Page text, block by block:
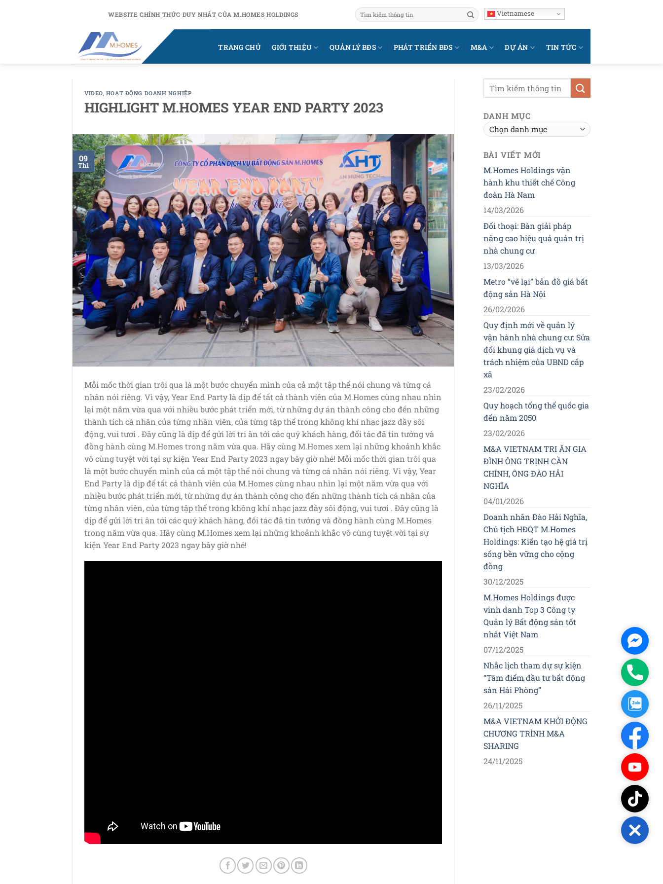
WEBSITE CHÍNH THỨC DUY NHẤT CỦA M.HOMES HOLDINGS Vietnamese
TRANG CHỦ GIỚI THIỆU QUẢN LÝ BĐS PHÁT TRIỂN BĐS M&A DỰ ÁN TIN TỨC
VIDEO, HOẠT ĐỘNG DOANH NGHIỆP
HIGHLIGHT M.HOMES YEAR END PARTY 2023
09
Th1
Mỗi mốc thời gian trôi qua là một bước chuyển mình của cả một tập thể nói chung và từng cá
nhân nói riêng. Vì vậy, Year End Party là dịp để tất cả thành viên của M.Homes cùng nhau nhìn
lại một năm vừa qua với nhiều bước phát triển mới, từ những dự án thành công cho đến những
thành tích cá nhân của từng nhân viên, của từng tập thể trong không khí nhạc jazz đầy sôi
động, vui tươi . Đây cũng là dịp để gửi lời tri ân tới các quý khách hàng, đối tác đã tin tưởng và
đồng hành cùng M.Homes trong năm vừa qua. Hãy cùng M.Homes xem lại những khoảnh khắc
vô cùng tuyệt vời tại sự kiện Year End Party 2023 ngay bây giờ nhé! Mỗi mốc thời gian trôi qua
là một bước chuyển mình của cả một tập thể nói chung và từng cá nhân nói riêng. Vì vậy, Year
End Party là dịp để tất cả thành viên của M.Homes cùng nhau nhìn lại một năm vừa qua với
nhiều bước phát triển mới, từ những dự án thành công cho đến những thành tích cá nhân của
từng nhân viên, của từng tập thể trong không khí nhạc jazz đầy sôi động, vui tươi . Đây cũng là
dịp để gửi lời tri ân tới các quý khách hàng, đối tác đã tin tưởng và đồng hành cùng M.Homes
trong năm vừa qua. Hãy cùng M.Homes xem lại những khoảnh khắc vô cùng tuyệt vời tại sự
kiện Year End Party 2023 ngay bây giờ nhé!
DANH MỤC
Danh
mục
BÀI VIẾT MỚI
M.Homes Holdings vận
hành khu thiết chế Công
đoàn Hà Nam
14/03/2026
Đối thoại: Bàn giải pháp
nâng cao hiệu quả quản trị
nhà chung cư
13/03/2026
Metro “vẽ lại” bản đồ giá bất
động sản Hà Nội
26/02/2026
Quy định mới về quản lý
vận hành nhà chung cư: Sửa
đổi khung giá dịch vụ và
trách nhiệm của UBND cấp
xã
23/02/2026
Quy hoạch tổng thể quốc gia
đến năm 2050
23/02/2026
M&A VIETNAM TRI ÂN GIA
ĐÌNH ÔNG TRỊNH CẦN
CHÍNH, ÔNG ĐÀO HẢI
NGHĨA
04/01/2026
Doanh nhân Đào Hải Nghĩa,
Chủ tịch HĐQT M.Homes
Holdings: Kiến tạo hệ giá trị
sống bền vững cho cộng
đồng
30/12/2025
M.Homes Holdings được
vinh danh Top 3 Công ty
Quản lý Bất động sản tốt
nhất Việt Nam
07/12/2025
Nhắc lịch tham dự sự kiện
“Tâm điểm đầu tư bất động
sản Hải Phòng”
26/11/2025
M&A VIETNAM KHỞI ĐỘNG
CHƯƠNG TRÌNH M&A
SHARING
24/11/2025
Phone
Zalo
TikTok
Close